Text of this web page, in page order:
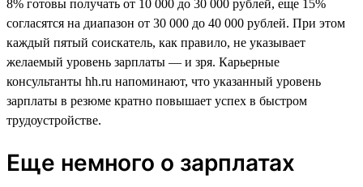
8% готовы получать от 10 000 до 30 000 рублей, еще 15%
согласятся на диапазон от 30 000 до 40 000 рублей. При этом
каждый пятый соискатель, как правило, не указывает
желаемый уровень зарплаты — и зря. Карьерные
консультанты hh.ru напоминают, что указанный уровень
зарплаты в резюме кратно повышает успех в быстром
трудоустройстве.
Еще немного о зарплатах